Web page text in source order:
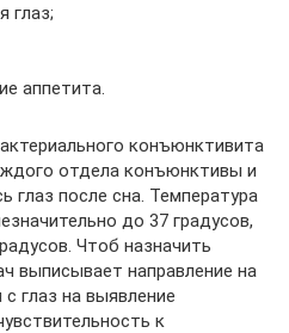
глаз;
аппетита.
конъюнктивита
отдела конъюнктивы и
глаз после сна. Температура
до 37 градусов,
Чтоб назначить
выписывает направление на
глаз на выявление
к